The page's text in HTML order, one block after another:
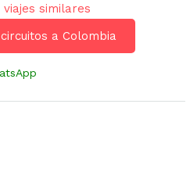
viajes similares
a Colombia